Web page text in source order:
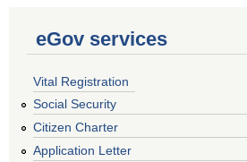
eGov services
Vital Registration
Social Security
Citizen Charter
Application Letter